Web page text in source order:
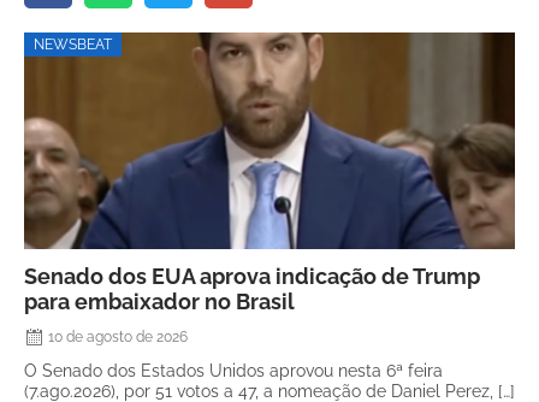
NEWSBEAT
Senado dos EUA aprova indicação de Trump
para embaixador no Brasil
10 de agosto de 2026
O Senado dos Estados Unidos aprovou nesta 6ª feira
(7.ago.2026), por 51 votos a 47, a nomeação de Daniel Perez, […]